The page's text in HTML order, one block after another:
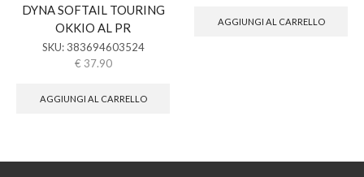
DYNA SOFTAIL TOURING
OKKIO AL PR
SKU: 383694603524
€ 37.90
AGGIUNGI AL CARRELLO
AGGIUNGI AL CARRELLO